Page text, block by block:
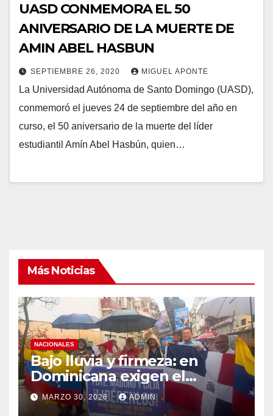
UASD CONMEMORA EL 50
ANIVERSARIO DE LA MUERTE DE
AMIN ABEL HASBUN
SEPTIEMBRE 26, 2020 MIGUEL APONTE
La Universidad Autónoma de Santo Domingo (UASD),
conmemoró el jueves 24 de septiembre del año en
curso, el 50 aniversario de la muerte del líder
estudiantil Amín Abel Hasbún, quien…
Más Noticias
NACIONALES
Bajo lluvia y firmeza: en
Dominicana exigen el
retorno de la Pareja
Presidencial de Venezuela
MARZO 30, 2026 ADMIN